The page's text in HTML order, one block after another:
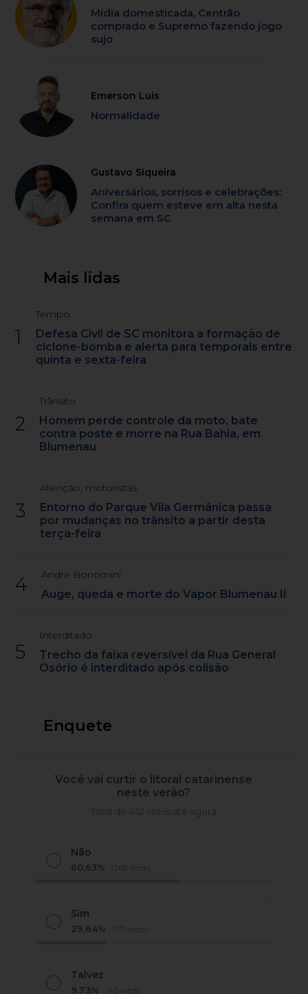
Mídia domesticada, Centrão
comprado e Supremo fazendo jogo
sujo
Emerson Luis
Normalidade
Gustavo Siqueira
Aniversários, sorrisos e celebrações:
Confira quem esteve em alta nesta
semana em SC
Mais lidas
1
Tempo
Defesa Civil de SC monitora a formação de
ciclone-bomba e alerta para temporais entre
quinta e sexta-feira
2
Trânsito
Homem perde controle da moto, bate
contra poste e morre na Rua Bahia, em
Blumenau
3
Atenção, motoristas
Entorno do Parque Vila Germânica passa
por mudanças no trânsito a partir desta
terça-feira
4 André Bonomini
Auge, queda e morte do Vapor Blumenau II
5
Interditado
Trecho da faixa reversível da Rua General
Osório é interditado após colisão
Enquete
Você vai curtir o litoral catarinense
neste verão?
Total de 442 votos até agora
Não
60,63% (268 votos)
Sim
29,64% (131 votos)
Talvez
9,73% (43 votos)